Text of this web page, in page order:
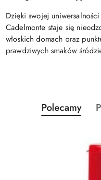
Dzięki swojej
Cadelmonte staje się
włoskich domach oraz
prawdziwych smaków
Pomiń karuzelę
Produkty
o
Polecamy